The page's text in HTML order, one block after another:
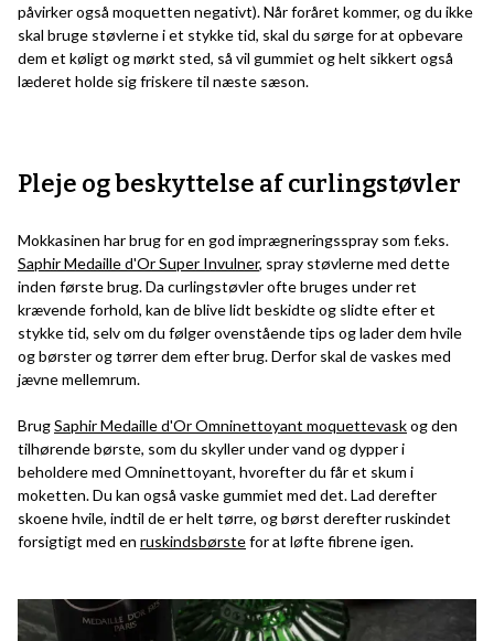
påvirker også moquetten negativt). Når foråret kommer, og du ikke
skal bruge støvlerne i et stykke tid, skal du sørge for at opbevare
dem et køligt og mørkt sted, så vil gummiet og helt sikkert også
læderet holde sig friskere til næste sæson.
Pleje og beskyttelse af curlingstøvler
Mokkasinen har brug for en god imprægneringsspray som f.eks.
Saphir Medaille d'Or Super Invulner, spray støvlerne med dette
inden første brug. Da curlingstøvler ofte bruges under ret
krævende forhold, kan de blive lidt beskidte og slidte efter et
stykke tid, selv om du følger ovenstående tips og lader dem hvile
og børster og tørrer dem efter brug. Derfor skal de vaskes med
jævne mellemrum.
BrugSaphir Medaille d'Or Omninettoyant moquettevaskog den
tilhørende børste, som du skyller under vand og dypper i
beholdere med Omninettoyant, hvorefter du får et skum i
moketten. Du kan også vaske gummiet med det. Lad derefter
skoene hvile, indtil de er helt tørre, og børst derefter ruskindet
forsigtigt med en ruskindsbørstefor at løfte fibrene igen.